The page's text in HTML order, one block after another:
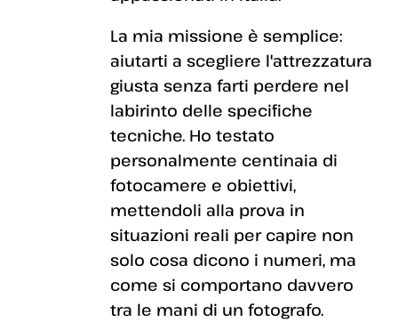
La mia missione è semplice:
aiutarti a scegliere l'attrezzatura
giusta senza farti perdere nel
labirinto delle specifiche
tecniche. Ho testato
personalmente centinaia di
fotocamere e obiettivi,
mettendoli alla prova in
situazioni reali per capire non
solo cosa dicono i numeri, ma
come si comportano davvero
tra le mani di un fotografo.